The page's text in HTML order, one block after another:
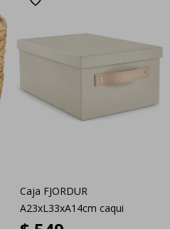
Caja FJORDUR
A23xL33xA14cm caqui